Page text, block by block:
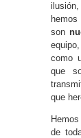
son
como
que
que
de